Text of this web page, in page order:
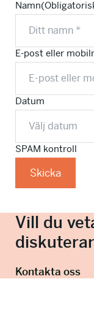
Namn
E-post eller
Datum
SPAM kontroll
Skicka
Vill du
Kontakta oss